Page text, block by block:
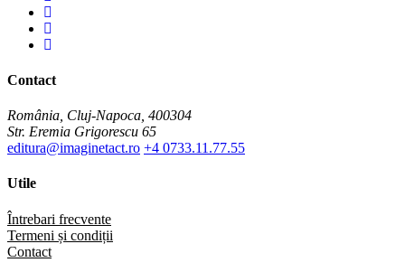
Contact
România, Cluj-Napoca, 400304
Str. Eremia Grigorescu 65
editura@imaginetact.ro +4 0733.11.77.55
Utile
Întrebari frecvente
Termeni și condiții
Contact